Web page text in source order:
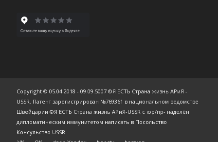
Copyright © 05.04.2018 - 09.09.5007 ©Я ЕСТЬ Страна жизнь АРиЯ -
USSR. Патент зарегистрирован №769361 в национальном ведомстве
Швейцарии ©Я ЕСТЬ Страна жизнь АРиЯ-USSR с юр/пр- наделён
дипломатическим иммунитетом написать в Посольство
Консульство USSR